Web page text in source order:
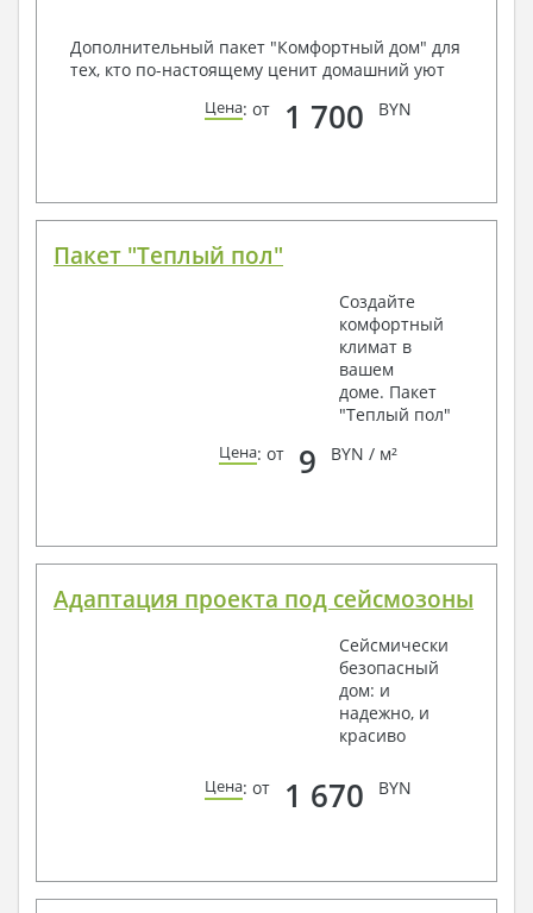
Дополнительный пакет "Комфортный дом" для
тех, кто по-настоящему ценит домашний уют
Цена: от 1 700 BYN
Пакет "Теплый пол"
Создайте
комфортный
климат в
вашем
доме. Пакет
"Теплый пол"
Цена: от 9 BYN / м²
Адаптация проекта под сейсмозоны
Сейсмически
безопасный
дом: и
надежно, и
красиво
Цена: от 1 670 BYN